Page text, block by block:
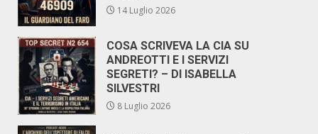
14 Luglio 2026
COSA SCRIVEVA LA CIA SU
ANDREOTTI E I SERVIZI
SEGRETI? – DI ISABELLA
SILVESTRI
8 Luglio 2026